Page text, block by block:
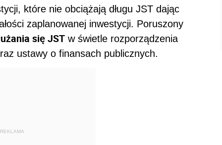
które nie obciążają długu JST dając
zaplanowanej inwestycji. Poruszony
się JST w świetle rozporządzenia
ustawy o finansach publicznych.
REKLAMA